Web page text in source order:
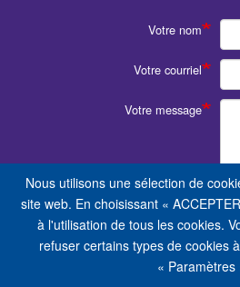
Votre nom
Votre courriel
Votre message
Nous utilisons une sélection de
site web. En choisissant «
à l'utilisation de tous les cookies.
refuser certains types de cookies
« Paramètres